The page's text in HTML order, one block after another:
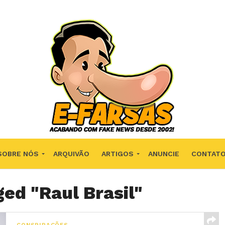
NÓS ARQUIVÃO ARTIGOS ANUNCIE CONTATO
"Raul Brasil"